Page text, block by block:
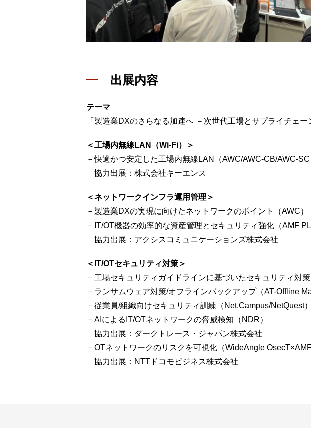
出展内容
テーマ
「製造業DXのさらなる加速へ －次世代工場とサプライチェ
＜工場内無線LAN（Wi-Fi）＞
－快適かつ安定した工場内無線LAN（AWC/AWC-CB/AWC-SC
協力出展：株式会社キーエンス
＜ネットワークインフラ運用管理＞
－製造業DXの実現に向けたネットワークのポイント（AWC）
－IT/OT機器の効率的な資産管理とセキュリティ強化（AMF
協力出展：アクシスコミュニケーションズ株式会社
＜IT/OTセキュリティ対策＞
－工場セキュリティガイドラインに基づいたセキュリティ対策
－ランサムウェア対策/オフラインバックアップ（AT-Offline
－従業員/組織向けセキュリティ訓練（Net.Campus/NetQuest）
－AIによるIT/OTネットワークの脅威検知（NDR）
協力出展：ダークトレース・ジャパン株式会社
－OTネットワークのリスクを可視化（WideAngle
協力出展：NTTドコモビジネス株式会社